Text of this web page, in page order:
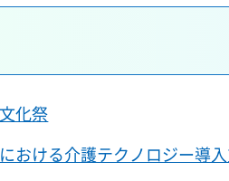
化祭
おける介護テクノロジー導